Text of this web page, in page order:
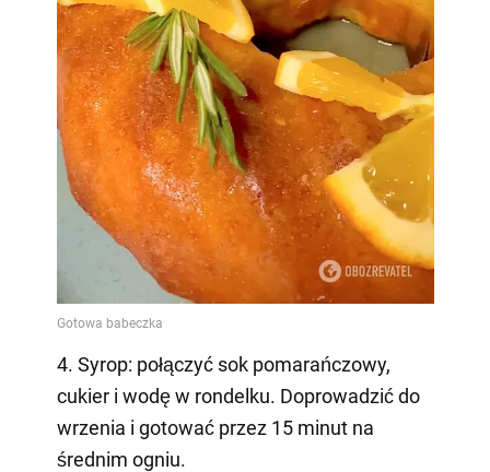
4. Syrop: połączyć sok pomarańczowy,
cukier i wodę w rondelku. Doprowadzić do
wrzenia i gotować przez 15 minut na
średnim ogniu.